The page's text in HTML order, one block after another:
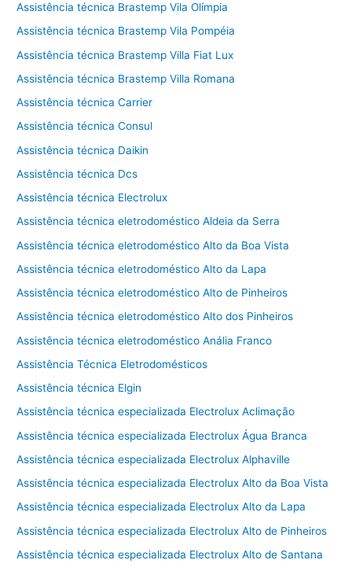
Assistência técnica Brastemp Vila Olímpia
Assistência técnica Brastemp Vila Pompéia
Assistência técnica Brastemp Villa Fiat Lux
Assistência técnica Brastemp Villa Romana
Assistência técnica Carrier
Assistência técnica Consul
Assistência técnica Daikin
Assistência técnica Dcs
Assistência técnica Electrolux
Assistência técnica eletrodoméstico Aldeia da Serra
Assistência técnica eletrodoméstico Alto da Boa Vista
Assistência técnica eletrodoméstico Alto da Lapa
Assistência técnica eletrodoméstico Alto de Pinheiros
Assistência técnica eletrodoméstico Alto dos Pinheiros
Assistência técnica eletrodoméstico Anália Franco
Assistência Técnica Eletrodomésticos
Assistência técnica Elgin
Assistência técnica especializada Electrolux Aclimação
Assistência técnica especializada Electrolux Água Branca
Assistência técnica especializada Electrolux Alphaville
Assistência técnica especializada Electrolux Alto da Boa Vista
Assistência técnica especializada Electrolux Alto da Lapa
Assistência técnica especializada Electrolux Alto de Pinheiros
Assistência técnica especializada Electrolux Alto de Santana